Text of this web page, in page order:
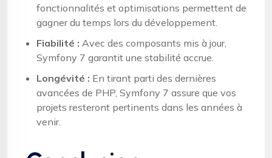
fonctionnalités et optimisations permettent de
gagner du temps lors du développement.
Fiabilité : Avec des composants mis à jour,
Symfony 7 garantit une stabilité accrue.
Longévité : En tirant parti des dernières
avancées de PHP, Symfony 7 assure que vos
projets resteront pertinents dans les années à
venir.